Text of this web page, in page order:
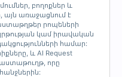
բողոքներ և
այն առաջացնում է
րոպեների
կամ իրավական
համար:
և AI Request
որը